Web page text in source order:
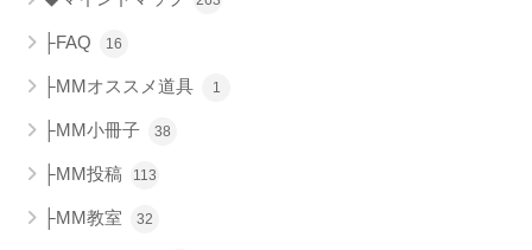
├FAQ 16
├MMオススメ道具 1
├MM小冊子 38
├MM投稿 113
├MM教室 32